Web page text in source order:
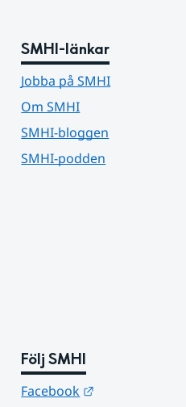
SMHI-länkar
Jobba på SMHI
Om SMHI
SMHI-bloggen
SMHI-podden
Följ SMHI
Facebook